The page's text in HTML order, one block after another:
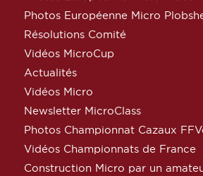
Photos Européenne Micro
Résolutions Comité
Vidéos MicroCup
Actualités
Vidéos Micro
Newsletter MicroClass
Photos Championnat Cazaux
Vidéos Championnats de France
Construction Micro par un